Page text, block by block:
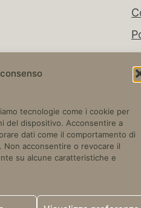
tecnologie come i cookie per
del dispositivo. Acconsentire a
dati come il comportamento di
Non acconsentire o revocare il
su alcune caratteristiche e
Mosaici. SS16 Adriatica,